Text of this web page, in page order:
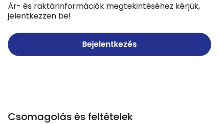
Ár- és raktárinformációk megtekintéséhez kérjük,
jelentkezzen be!
Bejelentkezés
Csomagolás és feltételek